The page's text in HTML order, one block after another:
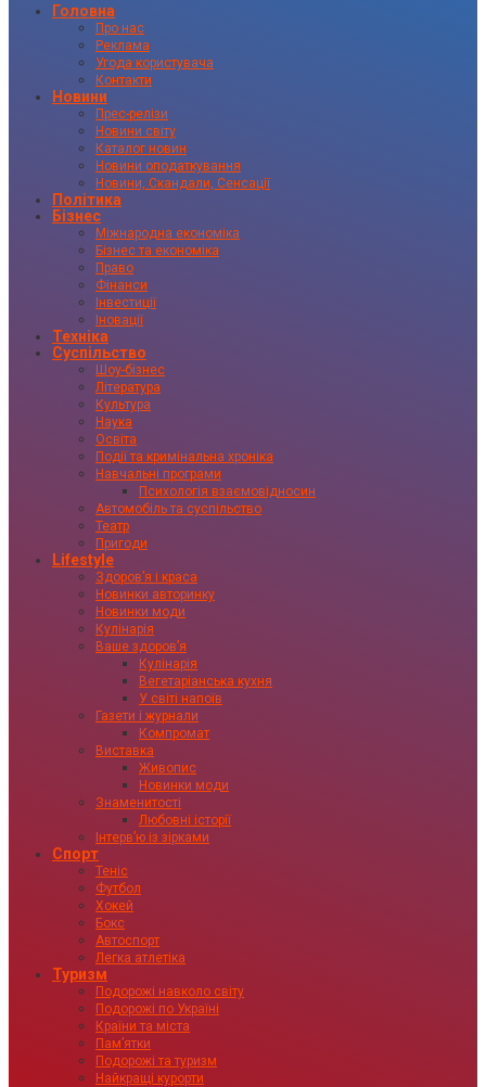
Головна
Про нас
Реклама
Угода користувача
Контакти
Новини
Прес-релізи
Новини світу
Каталог новин
Новини оподаткування
Новини, Скандали, Сенсації
Політика
Бізнес
Міжнародна економіка
Бізнес та економіка
Право
Фінанси
Інвестиції
Іновації
Техніка
Суспільство
Шоу-бізнес
Література
Культура
Наука
Освіта
Події та кримінальна хроніка
Навчальні програми
Психологія взаємовідносин
Автомобіль та суспільство
Театр
Пригоди
Lifestyle
Здоровʼя і краса
Новинки авторинку
Новинки моди
Кулінарія
Ваше здоровʼя
Кулінарія
Вегетаріанська кухня
У світі напоїв
Газети і журнали
Компромат
Виставка
Живопис
Новинки моди
Знаменитості
Любовні історії
Інтервʼю із зірками
Спорт
Теніс
Футбол
Хокей
Бокс
Автоспорт
Легка атлетіка
Туризм
Подорожі навколо світу
Подорожі по Україні
Країни та міста
Пам’ятки
Подорожі та туризм
Найкращі курорти